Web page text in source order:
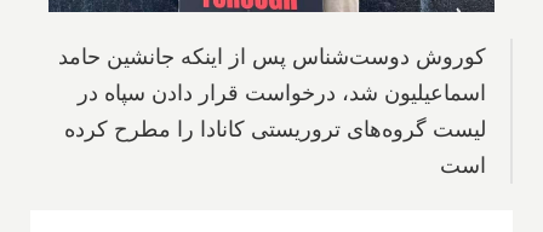
کوروش دوست‌شناس پس از اینکه جانشین حامد
اسماعیلیون شد، درخواست قرار دادن سپاه در
لیست گروه‌های تروریستی کانادا را مطرح کرده
است